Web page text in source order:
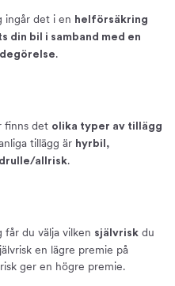
ingår det i en helförsäkring
din bil i samband med en
.
finns det olika typer av tillägg
tillägg är hyrbil,
allrisk.
får du välja vilken självrisk du
en lägre premie på
ger en högre premie.